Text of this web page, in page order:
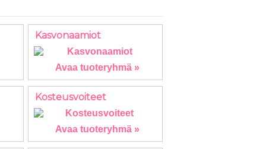
Kasvonaamiot
Avaa tuoteryhmä »
Kosteusvoiteet
Avaa tuoteryhmä »